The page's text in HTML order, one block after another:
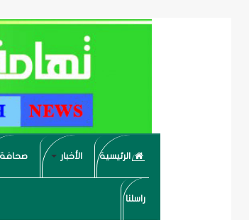
الرئيسية الأخبار صحافة
راسلنا